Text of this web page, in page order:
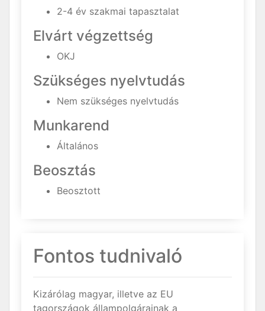
2-4 év szakmai tapasztalat
Elvárt végzettség
OKJ
Szükséges nyelvtudás
Nem szükséges nyelvtudás
Munkarend
Általános
Beosztás
Beosztott
Fontos tudnivaló
Kizárólag magyar, illetve az EU
tagországok állampolgárainak a